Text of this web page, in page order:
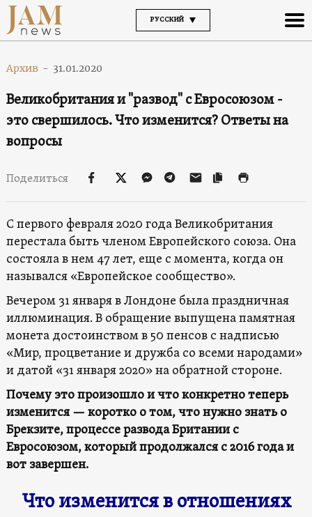
РУССКИЙ
Архив - 31.01.2020
Великобритания и "развод" с Евросоюзом -
это свершилось. Что изменится? Ответы на
вопросы
Поделиться
С первого февраля 2020 года Великобритания
перестала быть членом Европейского союза. Она
состояла в нем 47 лет, еще с момента, когда он
назывался «Европейское сообщество».
Вечером 31 января в Лондоне была праздничная
иллюминация. В обращение выпущена памятная
монета достоинством в 50 пенсов с надписью
«Мир, процветание и дружба со всеми народами»
и датой «31 января 2020» на обратной стороне.
Почему это произошло и что конкретно теперь
изменится — коротко о том, что нужно знать о
Брекзите, процессе развода Британии с
Евросоюзом, который продолжался с 2016 года и
вот завершен.
Что изменится в отношениях